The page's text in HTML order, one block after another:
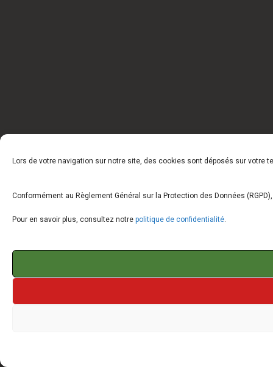
Lors de votre navigation sur notre site, des cookies sont déposés sur votre
Conformément au Règlement Général sur la Protection des Données
Pour en savoir plus, consultez notre politique de confidentialité.